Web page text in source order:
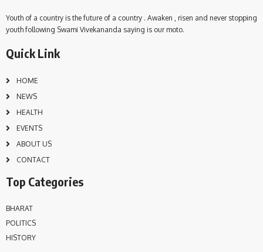
Youth of a country is the future of a country . Awaken , risen and never stopping
youth following Swami Vivekananda saying is our moto.
Quick Link
HOME
NEWS
HEALTH
EVENTS
ABOUT US
CONTACT
Top Categories
BHARAT
POLITICS
HISTORY